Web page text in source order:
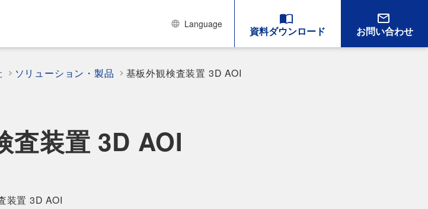
Language
資料ダウンロード お問い合わせ
ソリューション・製品 基板外観検査装置 3D AOI
査装置 3D AOI
装置 3D AOI